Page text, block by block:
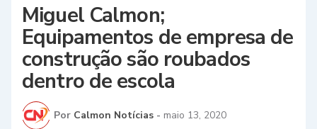
Miguel Calmon;
Equipamentos de empresa de
construção são roubados
dentro de escola
Por Calmon Notícias - maio 13, 2020